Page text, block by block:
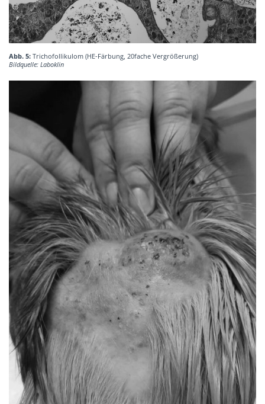
Abb. 5: Trichofollikulom (HE-Färbung, 20fache Vergrößerung)
Bildquelle: Laboklin